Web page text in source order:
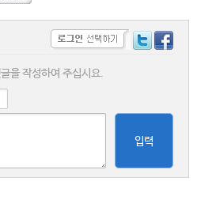
을 작성하여 주십시요.
입력